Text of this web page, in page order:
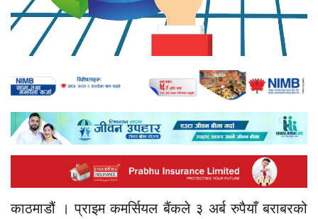
काठमाडौं । प्राइम कमर्सियल बैंकले ३ अर्ब रुपैयाँ बराबरको